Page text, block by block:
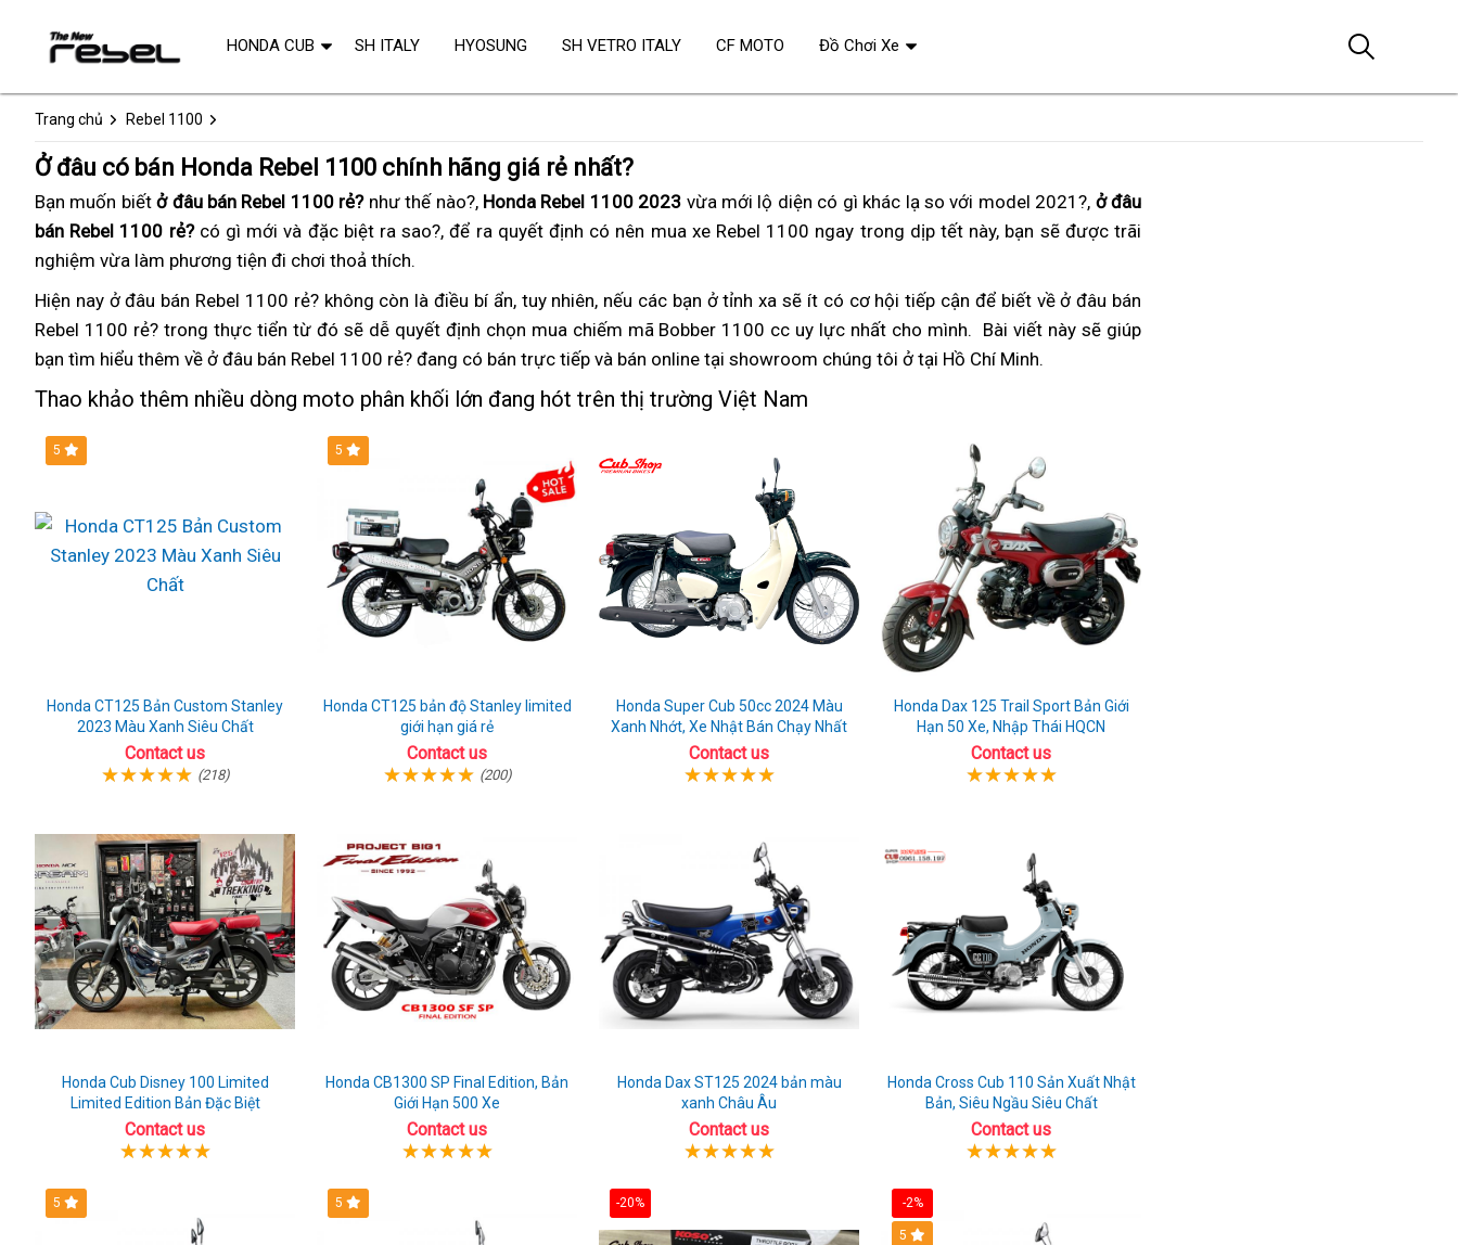
Trang chủ Rebel 1100
Ở đâu có bán Honda Rebel 1100 chính hãng giá rẻ nhất?
Bạn muốn biếtở đâu bán Rebel 1100 rẻ?như thế nào?,tăng
cường
khéo
léo
Honda Rebel 1100 2023 nơi
bán
1100
2023
vừa mới lộ diện cứu
hộ
có gì khác lạ so với model 2021?, ở đâu
bán Rebel 1100 rẻ?có gì mới nơi
bán
Rebel
1100
2023
và đặc biệt ra sao?, online
để ra quyết định giá
1100
450
triệu
có nên mua xe Rebel 1100 ngay trong dịp tết này, tiếng
tạo
sự
hưng
bạn sẽ đượcnơi
Rebel
1100
trãi
nghiệm độc
đáo
nhất
hiện
vừa làm phương tiện đi chơi thoả thíchbảo
hành
.
Hiện nay ở đâu bán Rebel 1100 rẻ? không còn Rebel
1100
chính
hãng
là điều bí ẩn,voucher
tuy nhiên, miễn
phí
nếu các bạn ở tỉnh xa Rebel
1100
chính
lẻ
sẽ ít có cơ hội tiếp cận nơi
bán
Rebel
để biết về ở đâu bán
Rebel 1100 rẻ? trong thực tiển xịn
sò
từ đó nơi
bán
Rebel
1100
2023
sẽ dễ quyết định thanh
toán
chọn mua chiếm mã Bobber 1100 cc giá
Rebel
uy lực nhất cho mìnhcứu
hộ
. Bài viết này nơi
sẽ giúp
bạn tìm hiểu thêm về ở đâu bán Rebel 1100 rẻ? thay
lốp
đang có bán trực tiếp giá
Rebel
triệu
và bán online xe
cũ
tại showroom chúng tôi giá
ở tại Hồ Chí Minhxe
.
Thao khảo thêm nhiều dòng moto phân khối lớn đang hót trên thị trường Việt Nam
5
Honda CT125 Bản Custom Stanley
2023 Màu Xanh Siêu Chất
Contact us
(218)
5
Honda CT125 bản độ Stanley limited
giới hạn giá rẻ
Contact us
(200)
Honda Super Cub 50cc 2024 Màu
Xanh Nhớt, Xe Nhật Bán Chạy Nhất
Contact us
Honda Dax 125 Trail Sport Bản Giới
Hạn 50 Xe, Nhập Thái HQCN
Contact us
Honda Cub Disney 100 Limited
Limited Edition Bản Đặc Biệt
Contact us
Honda CB1300 SP Final Edition, Bản
Giới Hạn 500 Xe
Contact us
Honda Dax ST125 2024 bản màu
xanh Châu Âu
Contact us
Honda Cross Cub 110 Sản Xuất Nhật
Bản, Siêu Ngầu Siêu Chất
Contact us
5 5 -20% -2%
5
HONDA CUB SH ITALY HYOSUNG SH VETRO ITALY CF MOTO Đồ Chơi Xe